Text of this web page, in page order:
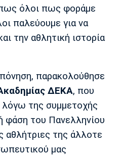
όλοι πως φοράμε
παλεύουμε για να
την αθλητική ιστορία
παρακολούθησε
ΔΕΚΑ, που
λόγω της συμμετοχής
φάση του Πανελληνίου
αθλήτριες της άλλοτε
μας